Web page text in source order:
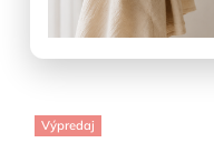
Detail
Výpredaj